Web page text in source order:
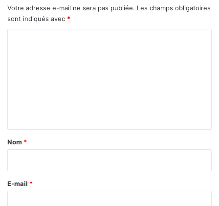
Votre adresse e-mail ne sera pas publiée. Les champs obligatoires
sont indiqués avec *
a
e
Nom *
E-mail *